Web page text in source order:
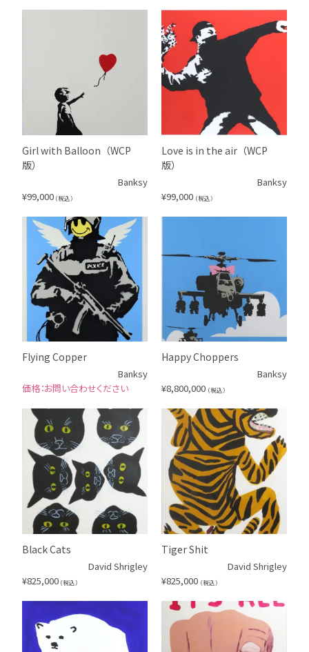
Girl with Balloon（WCP
版）
Banksy
¥99,000 （税込）
Love is in the air（WCP
版）
Banksy
¥99,000 （税込）
Flying Copper
Banksy
お問い合わせください
Happy Choppers
Banksy
¥8,800,000 （税込）
Black Cats
David Shrigley
¥825,000 （税込）
Tiger Shit
David Shrigley
¥825,000 （税込）